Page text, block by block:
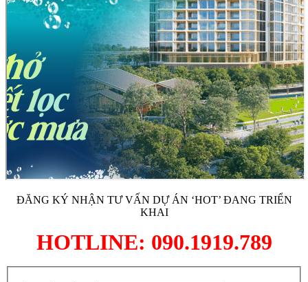
ĐĂNG KÝ NHẬN TƯ VẤN DỰ ÁN ‘HOT’ ĐANG TRIỂN
KHAI
HOTLINE: 090.1919.789